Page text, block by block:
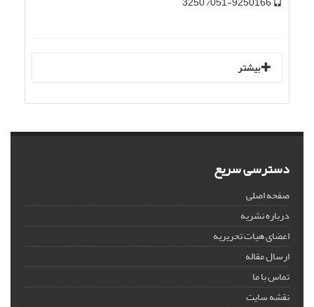
بیشتر
دسترسی سریع
صفحه اصلی
درباره نشریه
اعضای هیات تحریریه
ارسال مقاله
تماس با ما
نقشه سایت